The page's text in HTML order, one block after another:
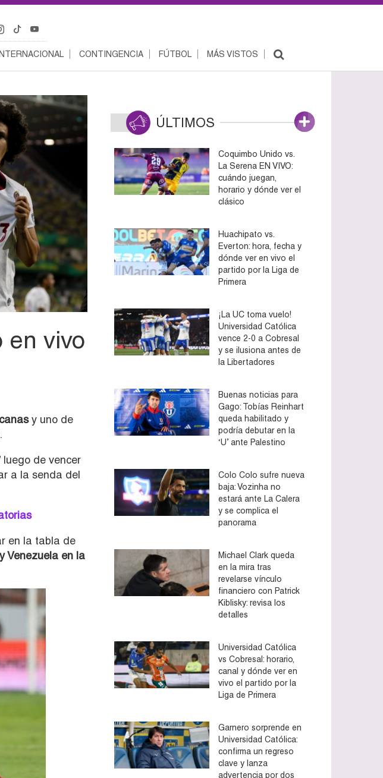
INTERNACIONAL CONTINGENCIA FÚTBOL MÁS VISTOS
en vivo
y uno de
.
luego de vencer
a la senda del
en la tabla de
Venezuela en la
ÚLTIMOS
Coquimbo Unido vs.
La Serena EN VIVO:
cuándo juegan,
horario y dónde ver el
clásico
Huachipato vs.
Everton: hora, fecha y
dónde ver en vivo el
partido por la Liga de
Primera
¡La UC toma vuelo!
Universidad Católica
vence 2-0 a Cobresal
y se ilusiona antes de
la Libertadores
Buenas noticias para
Gago: Tobías Reinhart
queda habilitado y
podría debutar en la
‘U’ ante Palestino
Colo Colo sufre nueva
baja: Vozinha no
estará ante La Calera
y se complica el
panorama
Michael Clark queda
en la mira tras
revelarse vínculo
financiero con Patrick
Kiblisky: revisa los
detalles
Universidad Católica
vs Cobresal: horario,
canal y dónde ver en
vivo el partido por la
Liga de Primera
Garnero sorprende en
Universidad Católica:
confirma un regreso
clave y lanza
advertencia por dos